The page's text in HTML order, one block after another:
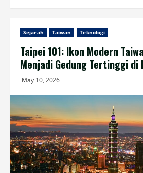
Sejarah Taiwan Teknologi
Taipei 101: Ikon Modern
Menjadi Gedung Tertinggi di
May 10, 2026